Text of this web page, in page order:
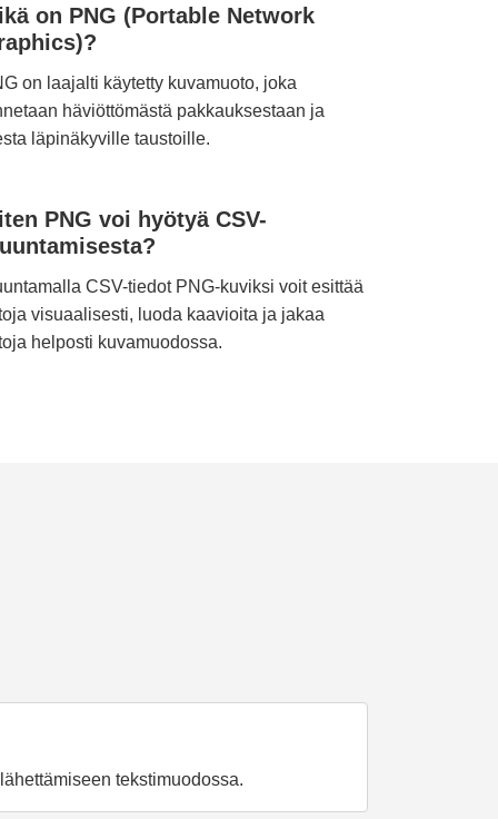
on PNG (Portable Network
on laajalti käytetty kuvamuoto, joka
häviöttömästä pakkauksestaan ja
läpinäkyville taustoille.
PNG voi hyötyä CSV-
CSV-tiedot PNG-kuviksi voit esittää
visuaalisesti, luoda kaavioita ja jakaa
helposti kuvamuodossa.
tekstimuodossa.